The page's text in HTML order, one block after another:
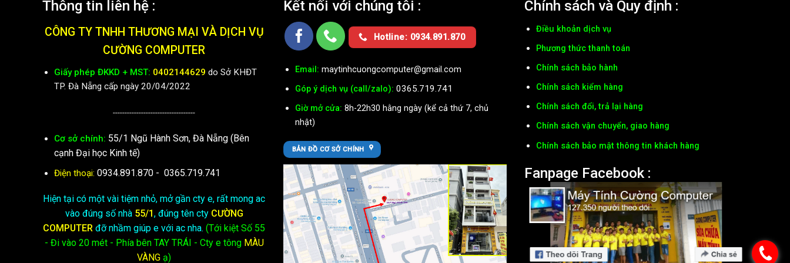
Thông tin liên hệ :
CÔNG TY TNHH THƯƠNG MẠI VÀ DỊCH VỤ
CƯỜNG COMPUTER
Giấy phép ĐKKD + MST: 0402144629 do Sở KHĐT
TP. Đà Nẵng cấp ngày 20/04/2022
-----------------------------------
Cơ sở chính: 55/1 Ngũ Hành Sơn, Đà Nẵng (Bên
cạnh Đại học Kinh tế)
Điện thoại: 0934.891.870 - 0365.719.741
Hiện tại có một vài tiệm nhỏ, mở gần cty e, rất mong ac
vào đúng số nhà 55/1 , đúng tên cty CƯỜNG
COMPUTER đỡ nhầm giúp e với ac nha. (Tới kiệt Số 55
- Đi vào 20 mét - Phía bên TAY TRÁI - Cty e tôngMÀU
VÀNG ạ)
Kết nối với chúng tôi :
Hotline: 0934.891.870
Email: maytinhcuongcomputer@gmail.com
Góp ý dịch vụ (call/zalo): 0365.719.741
Giờ mở cửa: 8h-22h30 hằng ngày (kể cả thứ 7, chủ
nhật)
BẢN ĐỒ CƠ SỞ CHÍNH
Chính sách và Quy định :
Điều khoản dịch vụ
Phương thức thanh toán
Chính sách bảo hành
Chính sách kiểm hàng
Chính sách đổi, trả lại hàng
Chính sách vận chuyển, giao hàng
Chính sách bảo mật thông tin khách hàng
Fanpage Facebook :